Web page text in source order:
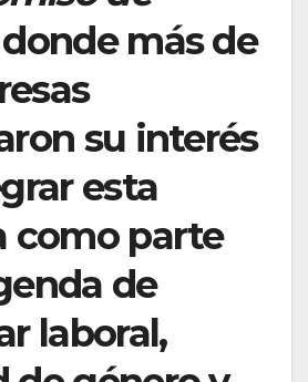
más de
su interés
esta
como parte
de
laboral,